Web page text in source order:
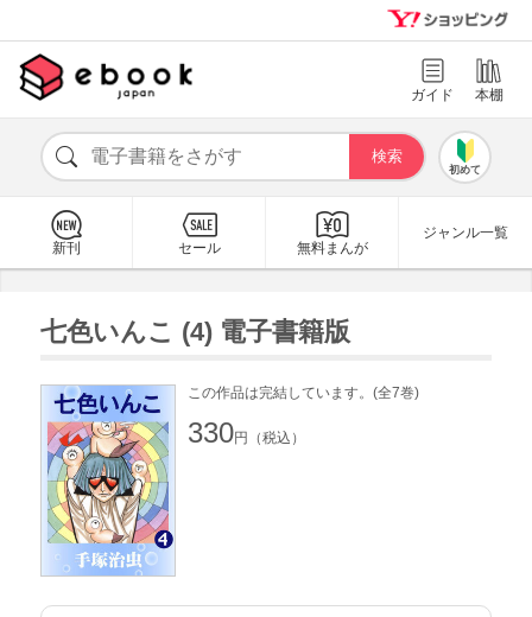
ガイド 本棚
初めて
新刊 セール 無料まんが
ジャンル一覧
七色いんこ (4) 電子書籍版
この作品は完結しています。(全7巻)
330円（税込）